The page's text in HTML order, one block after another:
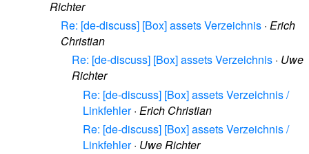
Richter
Re: [de-discuss] [Box] assets Verzeichnis · Erich
Christian
Re: [de-discuss] [Box] assets Verzeichnis · Uwe
Richter
Re: [de-discuss] [Box] assets Verzeichnis /
Linkfehler· Erich Christian
Re: [de-discuss] [Box] assets Verzeichnis /
Linkfehler· Uwe Richter